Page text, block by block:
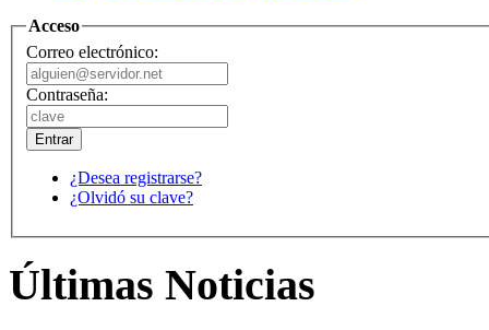
Acceso
Correo electrónico:
Contraseña:
¿Desea registrarse?
¿Olvidó su clave?
Últimas Noticias